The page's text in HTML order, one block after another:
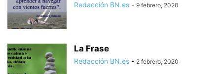
Redacción BN.es - 9 febrero, 2020
La Frase
Redacción BN.es - 2 febrero, 2020